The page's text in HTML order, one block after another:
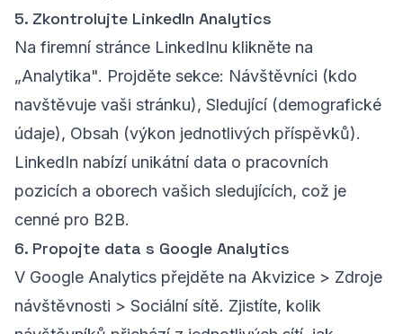
5. Zkontrolujte LinkedIn Analytics
Na firemní stránce LinkedInu klikněte na
„Analytika". Projděte sekce: Návštěvníci (kdo
navštěvuje vaši stránku), Sledující (demografické
údaje), Obsah (výkon jednotlivých příspěvků).
LinkedIn nabízí unikátní data o pracovních
pozicích a oborech vašich sledujících, což je
cenné pro B2B.
6. Propojte data s Google Analytics
V Google Analytics přejděte na Akvizice > Zdroje
návštěvnosti > Sociální sítě. Zjistíte, kolik